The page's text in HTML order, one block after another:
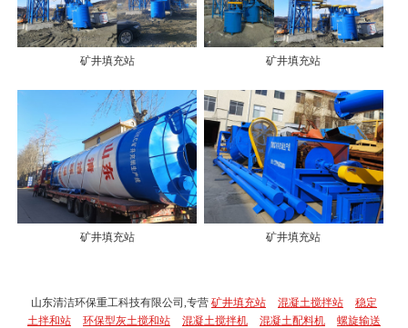
矿井填充站 矿井填充站
矿井填充站 矿井填充站
山东清洁环保重工科技有限公司,专营 矿井填充站 混凝土搅拌站
稳定
土拌和站
环保型灰土搅和站 混凝土搅拌机 混凝土配料机 螺旋输送